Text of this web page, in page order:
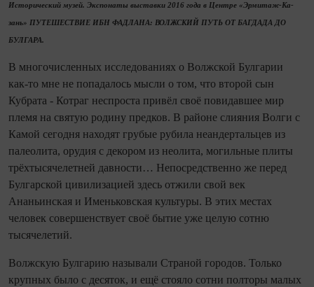
Исторический музей. Экспонаты выставки 2016 года в Центре «Эрмитаж‑Ка­
зань» ПУТЕШЕСТВИЕ ИБН ФАДЛАНА: ВОЛЖСКИЙ ПУТЬ ОТ БАГДАДА ДО
БУЛГАРА.
В многочисленных исследованиях о Волжской Булгарии
как‑то мне не попадалось мысли о том, что второй сын
Кубрата - Котраг неспроста привёл своё повидавшее мир
племя на святую родину предков. В районе слияния Волги с
Камой се­го­дня находят грубые рубила неандертальцев из
палеолита, орудия с декором из неолита, могильные плиты
трёхтысячелетней давности… Непосредственно же перед
Булгарской цивилизацией здесь отжили свой век
Ананьинская и Именьковская культуры. В этих местах
человек совершенствует своё бытие уже целую сотню
тысячелетий.
Волжскую Булгарию называли Страной городов. Только
крупных было с десяток, и ещё стояло сотни полторы малых